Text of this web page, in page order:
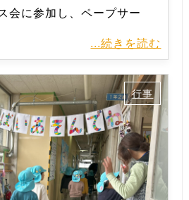
会に参加し、ペープサー
...続きを読む
行事